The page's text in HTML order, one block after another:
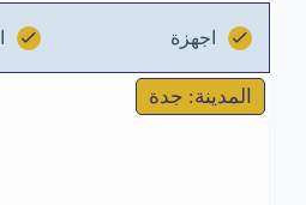
اجهزة
المدينة: جدة